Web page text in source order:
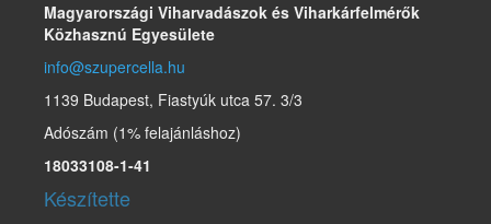
Magyarországi Viharvadászok és Viharkárfelmérők
Közhasznú Egyesülete
info@szupercella.hu
1139 Budapest, Fiastyúk utca 57. 3/3
Adószám (1% felajánláshoz)
18033108-1-41
Készítette